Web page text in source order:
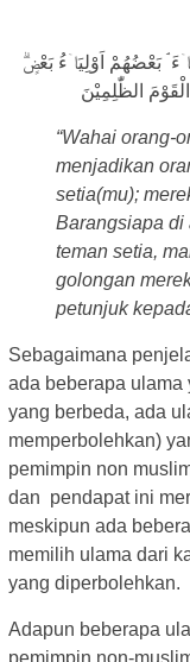
بَعْضُهُمْ اَوْلِيَاۤءُ بَعْضٍۗ
الظّٰلِمِيْنَ
“Wahai orang-
menjadikan
setia(mu);
Barangsiapa di
teman setia,
golongan
petunjuk
Sebagaimana
ada beberapa ulama
yang berbeda, ada
memperbolehkan)
pemimpin non
dan pendapat ini
meskipun ada
memilih ulama dari
yang diperbolehkan.
Adapun beberapa